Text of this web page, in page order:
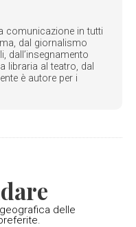
comunicazione in tutti
dal giornalismo
dall’insegnamento
libraria al teatro, dal
è autore per i
delle